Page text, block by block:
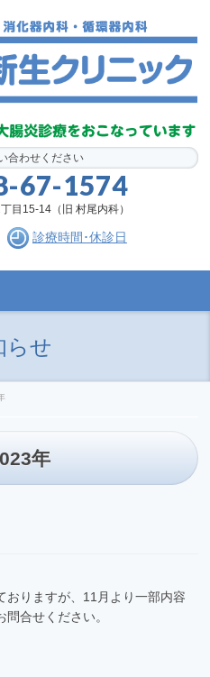
合わせください
67-1574
目15-14（旧 村尾内科）
診療時間･休診日
らせ
年
おりますが、11月より一部内容
合せください。